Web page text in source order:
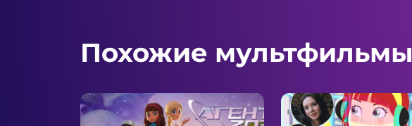
Похожие мультфильмы